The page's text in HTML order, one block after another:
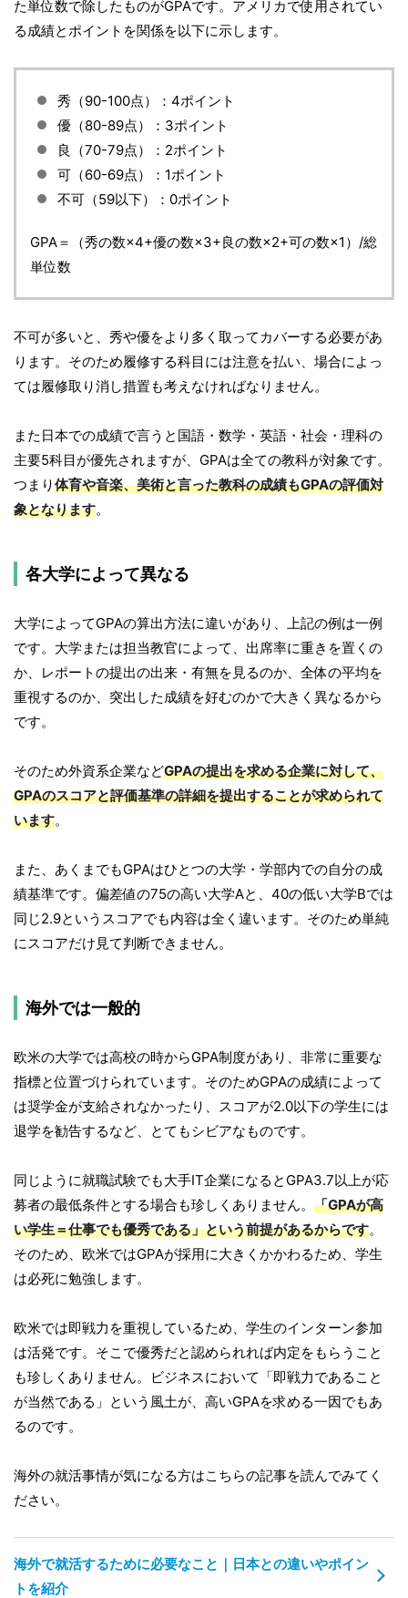
た単位数で除したものがGPAです。アメリカで使用されてい
る成績とポイントを関係を以下に示します。
秀（90-100点）：4ポイント
優（80-89点）：3ポイント
良（70-79点）：2ポイント
可（60-69点）：1ポイント
不可（59以下）：0ポイント
GPA＝（秀の数×4+優の数×3+良の数×2+可の数×1）/総
単位数
不可が多いと、秀や優をより多く取ってカバーする必要があ
ります。そのため履修する科目には注意を払い、場合によっ
ては履修取り消し措置も考えなければなりません。
また日本での成績で言うと国語・数学・英語・社会・理科の
主要5科目が優先されますが、GPAは全ての教科が対象です。
つまり体育や音楽、美術と言った教科の成績もGPAの評価対
象となります。
各大学によって異なる
大学によってGPAの算出方法に違いがあり、上記の例は一例
です。大学または担当教官によって、出席率に重きを置くの
か、レポートの提出の出来・有無を見るのか、全体の平均を
重視するのか、突出した成績を好むのかで大きく異なるから
です。
そのため外資系企業などGPAの提出を求める企業に対して、
GPAのスコアと評価基準の詳細を提出することが求められて
います。
また、あくまでもGPAはひとつの大学・学部内での自分の成
績基準です。偏差値の75の高い大学Aと、40の低い大学Bでは
同じ2.9というスコアでも内容は全く違います。そのため単純
にスコアだけ見て判断できません。
海外では一般的
欧米の大学では高校の時からGPA制度があり、非常に重要な
指標と位置づけられています。そのためGPAの成績によって
は奨学金が支給されなかったり、スコアが2.0以下の学生には
退学を勧告するなど、とてもシビアなものです。
同じように就職試験でも大手IT企業になるとGPA3.7以上が応
募者の最低条件とする場合も珍しくありません。 「GPAが高
い学生＝仕事でも優秀である」という前提があるからです。
そのため、欧米ではGPAが採用に大きくかかわるため、学生
は必死に勉強します。
欧米では即戦力を重視しているため、学生のインターン参加
は活発です。そこで優秀だと認められれば内定をもらうこと
も珍しくありません。ビジネスにおいて「即戦力であること
が当然である」という風土が、高いGPAを求める一因でもあ
るのです。
海外の就活事情が気になる方はこちらの記事を読んでみてく
ださい。
海外で就活するために必要なこと｜日本との違いやポイン
トを紹介